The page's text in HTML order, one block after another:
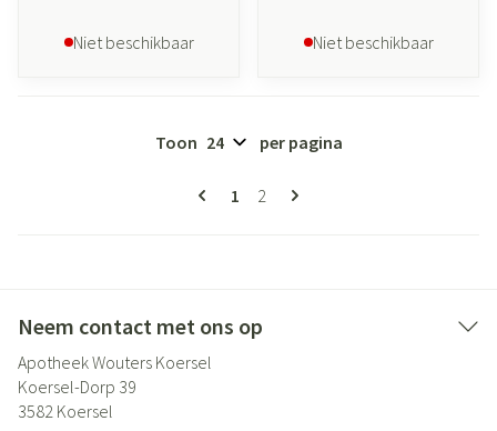
Niet beschikbaar Niet beschikbaar
Pagina's
U lees momenteel pagina
1 Pagina
2
Toon per pagina
Neem contact met ons op
Apotheek Wouters Koersel
Koersel-Dorp 39
3582 Koersel